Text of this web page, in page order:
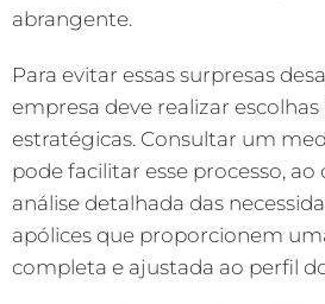
abrangente.
Para evitar essas surpresas
empresa deve realizar
estratégicas. Consultar um
pode facilitar esse processo,
análise detalhada das
apólices que proporcionem
completa e ajustada ao perfil